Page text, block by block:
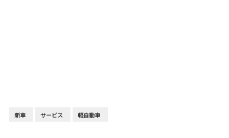
新車 サービス 軽自動車